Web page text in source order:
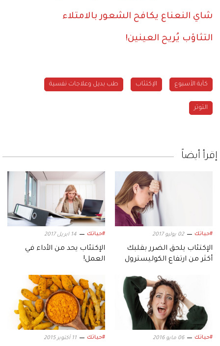
شاي النعناع يكافح الشعور بالامتلاء
التثاؤب يُريح العينين!
كآبة الأسبوع الإكتئاب طب بديل وعلاجات نفسية
التوتر
إقرأ أيضاً
#حياتك 02 يوليو 2017
الإكتئاب يلحق الضرر بقلبك
أكثر من ارتفاع الكوليسترول
#حياتك 14 ابريل 2017
الإكتئاب يحد من الأداء في
العمل!
#حياتك 06 مايو 2016 #حياتك 11 أكتوبر 2015